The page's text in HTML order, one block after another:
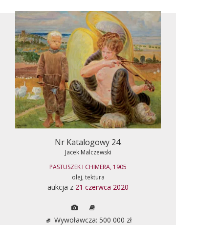
Nr Katalogowy 24.
Jacek Malczewski
PASTUSZEK I CHIMERA, 1905
olej, tektura
aukcja z 21 czerwca 2020
Wywoławcza: 500 000 zł